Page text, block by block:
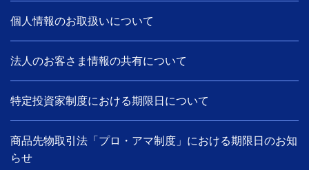
個人情報のお取扱いについて
法人のお客さま情報の共有について
特定投資家制度における期限日について
商品先物取引法「プロ・アマ制度」における期限日のお知
らせ